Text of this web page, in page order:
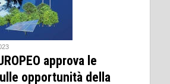
approva le
opportunità della